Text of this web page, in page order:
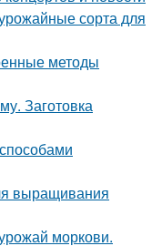
сорта для
методы
Заготовка
выращивания
моркови.